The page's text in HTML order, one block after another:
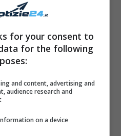
for your consent to
for the following
and content, advertising and
audience research and
on a device